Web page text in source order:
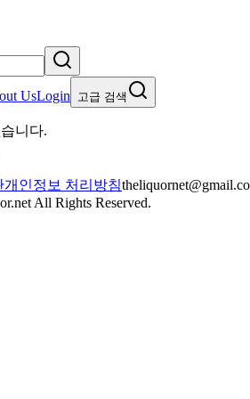
UsLogin 고급 검색
니다.
개인정보 처리방침
All Rights Reserved.